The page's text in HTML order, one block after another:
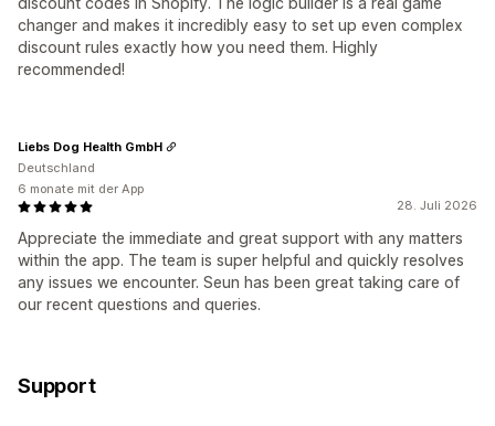
changer and makes it incredibly easy to set up even complex
discount rules exactly how you need them. Highly
recommended!
28. Juli 2026
Appreciate the immediate and great support with any matters
within the app. The team is super helpful and quickly resolves
any issues we encounter. Seun has been great taking care of
our recent questions and queries.
Liebs Dog Health GmbH
Deutschland
6 monate mit der App
Support